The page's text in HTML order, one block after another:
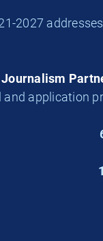
2027
application